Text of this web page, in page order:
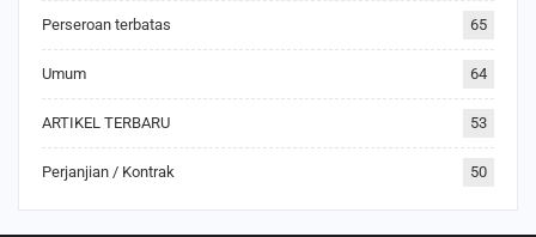
Perseroan terbatas 65
Umum 64
ARTIKEL TERBARU 53
Perjanjian / Kontrak 50